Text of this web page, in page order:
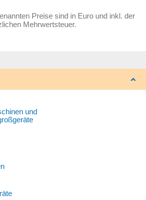
Preise sind in Euro und inkl. der
Mehrwertsteuer.
und